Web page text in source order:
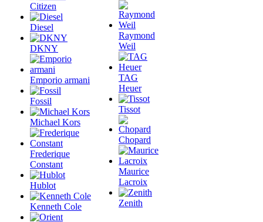
Citizen
Diesel
DKNY
Emporio armani
Fossil
Michael Kors
Frederique
Constant
Hublot
Kenneth Cole
Raymond
Weil
TAG
Heuer
Tissot
Chopard
Maurice
Lacroix
Zenith